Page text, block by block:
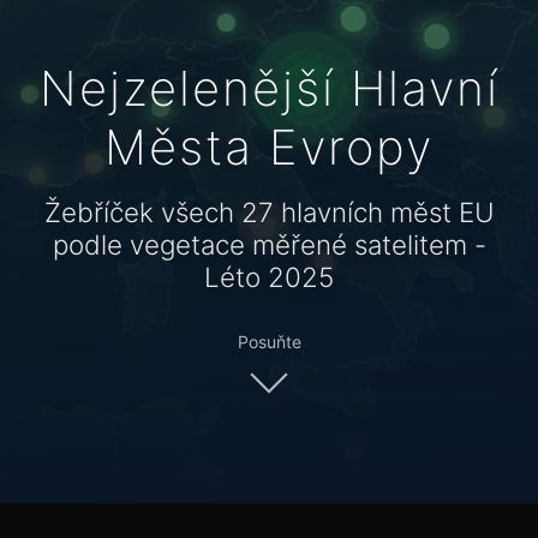
Nejzelenější Hlavní
Města Evropy
Žebříček všech 27 hlavních měst EU
podle vegetace měřené satelitem -
Léto 2025
Posuňte